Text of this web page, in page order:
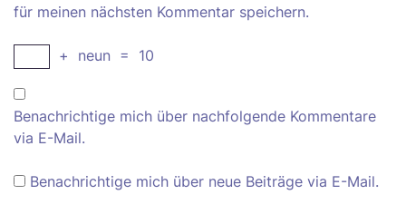
für meinen nächsten Kommentar speichern.
+ neun = 10
Benachrichtige mich über nachfolgende Kommentare
via E-Mail.
Benachrichtige mich über neue Beiträge via E-Mail.